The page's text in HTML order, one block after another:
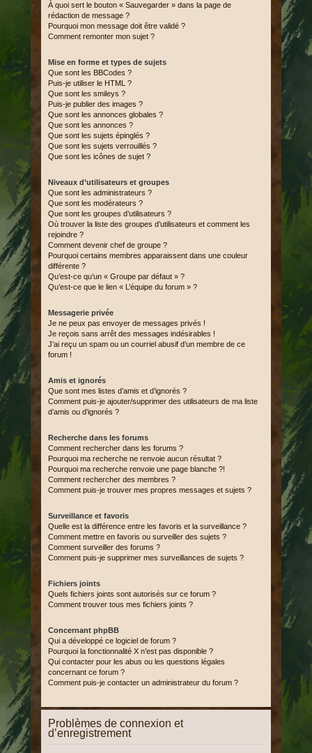
À quoi sert le bouton « Sauvegarder » dans la page de
rédaction de message ?
Pourquoi mon message doit être validé ?
Comment remonter mon sujet ?
Mise en forme et types de sujets
Que sont les BBCodes ?
Puis-je utiliser le HTML ?
Que sont les smileys ?
Puis-je publier des images ?
Que sont les annonces globales ?
Que sont les annonces ?
Que sont les sujets épinglés ?
Que sont les sujets verrouillés ?
Que sont les icônes de sujet ?
Niveaux d’utilisateurs et groupes
Que sont les administrateurs ?
Que sont les modérateurs ?
Que sont les groupes d’utilisateurs ?
Où trouver la liste des groupes d’utilisateurs et comment les
rejoindre ?
Comment devenir chef de groupe ?
Pourquoi certains membres apparaissent dans une couleur
différente ?
Qu’est-ce qu’un « Groupe par défaut » ?
Qu’est-ce que le lien « L’équipe du forum » ?
Messagerie privée
Je ne peux pas envoyer de messages privés !
Je reçois sans arrêt des messages indésirables !
J’ai reçu un spam ou un courriel abusif d’un membre de ce
forum !
Amis et ignorés
Que sont mes listes d’amis et d’ignorés ?
Comment puis-je ajouter/supprimer des utilisateurs de ma liste
d’amis ou d’ignorés ?
Recherche dans les forums
Comment rechercher dans les forums ?
Pourquoi ma recherche ne renvoie aucun résultat ?
Pourquoi ma recherche renvoie une page blanche ?!
Comment rechercher des membres ?
Comment puis-je trouver mes propres messages et sujets ?
Surveillance et favoris
Quelle est la différence entre les favoris et la surveillance ?
Comment mettre en favoris ou surveiller des sujets ?
Comment surveiller des forums ?
Comment puis-je supprimer mes surveillances de sujets ?
Fichiers joints
Quels fichiers joints sont autorisés sur ce forum ?
Comment trouver tous mes fichiers joints ?
Concernant phpBB
Qui a développé ce logiciel de forum ?
Pourquoi la fonctionnalité X n’est pas disponible ?
Qui contacter pour les abus ou les questions légales
concernant ce forum ?
Comment puis-je contacter un administrateur du forum ?
Problèmes de connexion et
d’enregistrement